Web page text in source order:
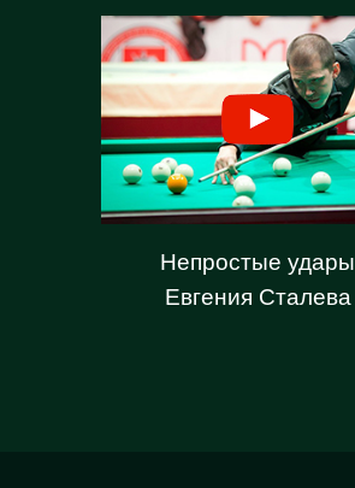
Непростые удары
Евгения Сталева